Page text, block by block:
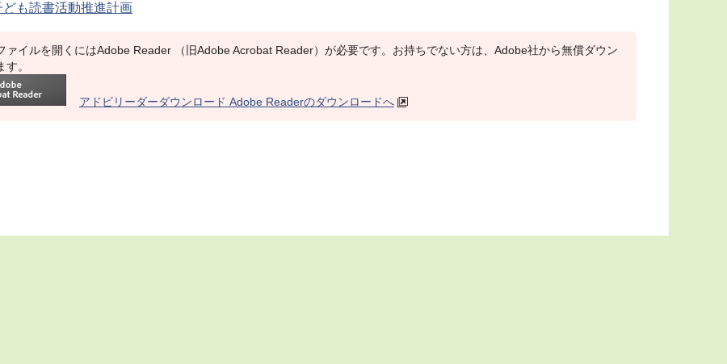
ども読書活動推進計画
ァイルを開くにはAdobe Reader （旧Adobe Acrobat Reader）が必要です。お持ちでない方は、Adobe社から無償ダウン
。
アドビリーダーダウンロード Adobe Readerのダウンロードへ